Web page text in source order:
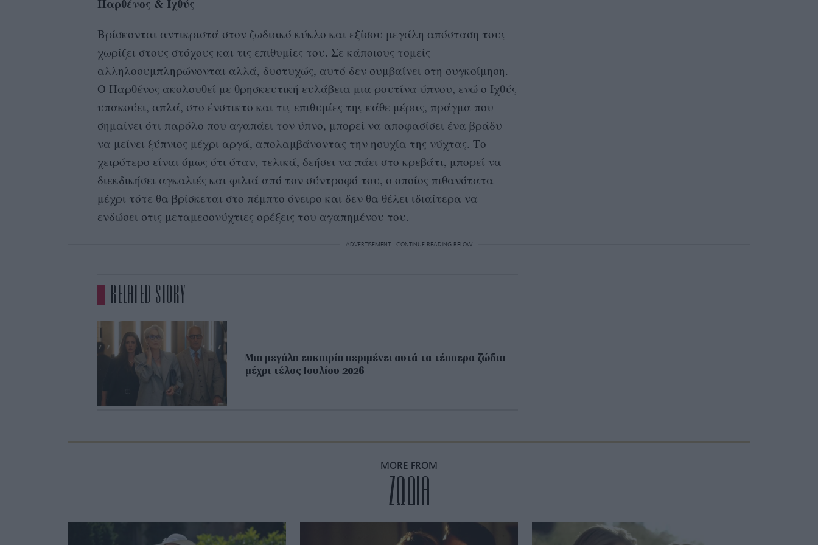
Βρίσκονται αντικριστά στον ζωδιακό κύκλο και εξίσου μεγάλη απόσταση τους
χωρίζει στους στόχους και τις επιθυμίες του. Σε κάποιους τομείς
αλληλοσυμπληρώνονται αλλά, δυστυχώς, αυτό δεν συμβαίνει στη συγκοίμηση.
Ο Παρθένος ακολουθεί με θρησκευτική ευλάβεια μια ρουτίνα ύπνου, ενώ ο Ιχθύς
υπακούει, απλά, στο ένστικτο και τις επιθυμίες της κάθε μέρας, πράγμα που
σημαίνει ότι παρόλο που αγαπάει τον ύπνο, μπορεί να αποφασίσει ένα βράδυ
να μείνει ξύπνιος μέχρι αργά, απολαμβάνοντας την ησυχία της νύχτας. Το
χειρότερο είναι όμως ότι όταν, τελικά, δεήσει να πάει στο κρεβάτι, μπορεί να
διεκδικήσει αγκαλιές και φιλιά από τον σύντροφό του, ο οποίος πιθανότατα
μέχρι τότε θα βρίσκεται στο πέμπτο όνειρο και δεν θα θέλει ιδιαίτερα να
ενδώσει στις μεταμεσονύχτιες ορέξεις του αγαπημένου του.
ADVERTISEMENT - CONTINUE READING BELOW
RELATED STORY
Μια μεγάλη ευκαιρία περιμένει αυτά τα τέσσερα ζώδια
μέχρι τέλος Ιουλίου 2026
MORE FROM
ZΩΔΙΑ